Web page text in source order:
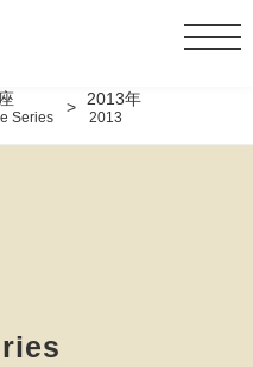
t
l
Series
2013年
2013